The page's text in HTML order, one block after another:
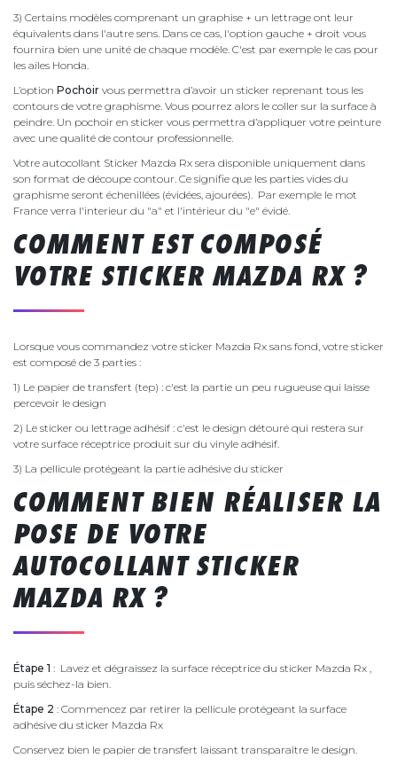
3) Certains modèles comprenant un graphise + un lettrage ont leur
équivalents dans l'autre sens. Dans ce cas, l'option gauche + droit vous
fournira bien une unité de chaque modèle. C'est par exemple le cas pour
les ailes Honda.
L’option Pochoir vous permettra d’avoir un sticker reprenant tous les
contours de votre graphisme. Vous pourrez alors le coller sur la surface à
peindre. Un pochoir en sticker vous permettra d’appliquer votre peinture
avec une qualité de contour professionnelle.
Votre autocollant Sticker Mazda Rx sera disponible uniquement dans
son format de découpe contour. Ce signifie que les parties vides du
graphisme seront échenillées (évidées, ajourées). Par exemple le mot
France verra l'interieur du "a" et l'intérieur du "e" évidé.
COMMENT EST COMPOSÉ
VOTRE STICKER MAZDA RX ?
Lorsque vous commandez votre sticker Mazda Rx sans fond, votre sticker
est composé de 3 parties :
1) Le papier de transfert (tep) : c'est la partie un peu rugueuse qui laisse
percevoir le design
2) Le sticker ou lettrage adhésif : c'est le design détouré qui restera sur
votre surface réceptrice produit sur du vinyle adhésif.
3) La pellicule protégeant la partie adhésive du sticker
COMMENT BIEN RÉALISER LA
POSE DE VOTRE
AUTOCOLLANT STICKER
MAZDA RX ?
Étape 1 : Lavez et dégraissez la surface réceptrice du sticker Mazda Rx ,
puis séchez-la bien.
Étape 2 : Commencez par retirer la pellicule protégeant la surface
adhésive du sticker Mazda Rx
Conservez bien le papier de transfert laissant transparaître le design.